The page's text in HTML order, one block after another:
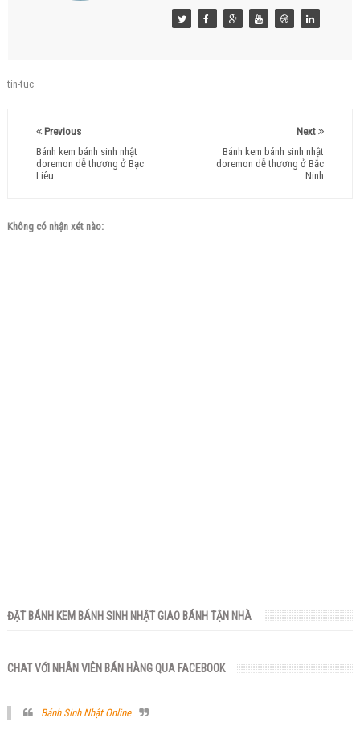
tin-tuc
Next
Bánh kem bánh sinh nhật
doremon dễ thương ở Bắc
Ninh
Previous
Bánh kem bánh sinh nhật
doremon dễ thương ở Bạc
Liêu
Không có nhận xét nào:
ĐẶT BÁNH KEM BÁNH SINH NHẬT GIAO BÁNH TẬN NHÀ
CHAT VỚI NHÂN VIÊN BÁN HÀNG QUA FACEBOOK
Bánh Sinh Nhật Online